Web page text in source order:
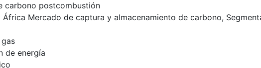
carbono postcombustión
África Mercado de captura y almacenamiento de carbono,
de energía